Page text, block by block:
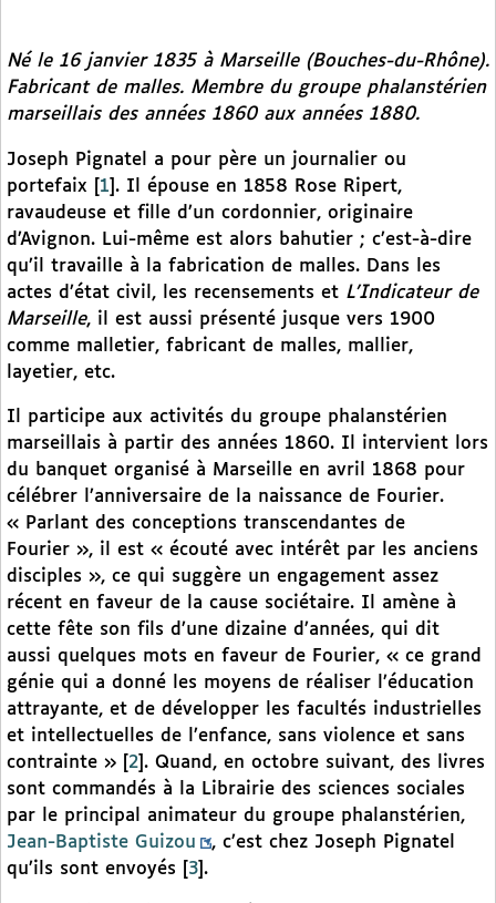
Né le 16 janvier 1835 à Marseille (Bouches-du-Rhône).
Fabricant de malles. Membre du groupe phalanstérien
marseillais des années 1860 aux années 1880.
Joseph Pignatel a pour père un journalier ou
portefaix
1 . Il épouse en 1858 Rose Ripert,
ravaudeuse et fille d’un cordonnier, originaire
d’Avignon. Lui-même est alors bahutier ; c’est-à-dire
qu’il travaille à la fabrication de malles. Dans les
actes d’état civil, les recensements et L’Indicateur de
Marseille, il est aussi présenté jusque vers 1900
comme malletier, fabricant de malles, mallier,
layetier, etc.
Il participe aux activités du groupe phalanstérien
marseillais à partir des années 1860. Il intervient lors
du banquet organisé à Marseille en avril 1868 pour
célébrer l’anniversaire de la naissance de Fourier.
« Parlant des conceptions transcendantes de
Fourier », il est « écouté avec intérêt par les anciens
disciples », ce qui suggère un engagement assez
récent en faveur de la cause sociétaire. Il amène à
cette fête son fils d’une dizaine d’années, qui dit
aussi quelques mots en faveur de Fourier, « ce grand
génie qui a donné les moyens de réaliser l’éducation
attrayante, et de développer les facultés industrielles
et intellectuelles de l’enfance, sans violence et sans
contrainte »
2 . Quand, en octobre suivant, des livres
sont commandés à la Librairie des sciences sociales
par le principal animateur du groupe phalanstérien,
Jean-Baptiste Guizou
, c’est chez Joseph Pignatel
qu’ils sont envoyés
3 .